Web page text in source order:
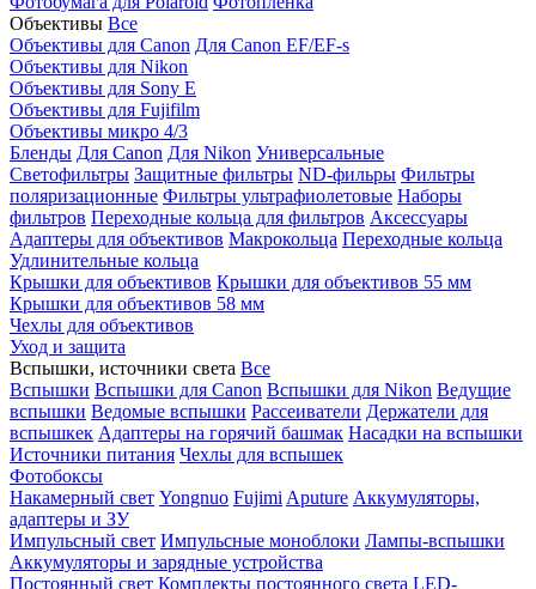
Объективы Все
Объективы для Canon Для Canon EF/EF-s
Объективы для Nikon
Объективы для Sony E
Объективы для Fujifilm
Объективы микро 4/3
Бленды Для Canon Для Nikon Универсальные
Светофильтры Защитные фильтры ND-фильры Фильтры
поляризационные Фильтры ультрафиолетовые Наборы
фильтров Переходные кольца для фильтров Аксессуары
Адаптеры для объективов Макрокольца Переходные кольца
Удлинительные кольца
Крышки для объективов Крышки для объективов 55 мм
Крышки для объективов 58 мм
Чехлы для объективов
Уход и защита
Вспышки, источники света Все
Вспышки Вспышки для Canon Вспышки для Nikon Ведущие
вспышки Ведомые вспышки Рассеиватели Держатели для
вспышкек Адаптеры на горячий башмак Насадки на вспышки
Источники питания Чехлы для вспышек
Фотобоксы
Накамерный свет Yongnuo Fujimi Aputure Аккумуляторы,
адаптеры и ЗУ
Импульсный свет Импульсные моноблоки Лампы-вспышки
Аккумуляторы и зарядные устройства
Постоянный свет Комплекты постоянного света LED-